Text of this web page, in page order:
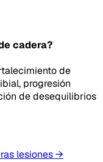
cadera?
de
progresión
de desequilibrios
lesiones→